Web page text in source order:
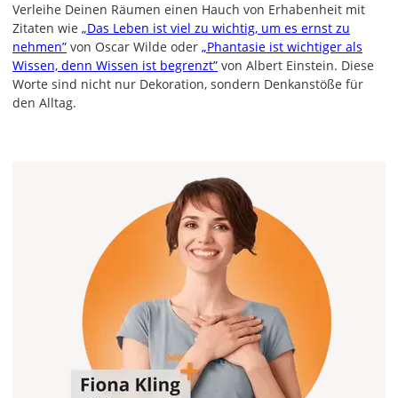
Verleihe Deinen Räumen einen Hauch von Erhabenheit mit
Zitaten wie „Das Leben ist viel zu wichtig, um es ernst zu
nehmen” von Oscar Wilde oder „Phantasie ist wichtiger als
Wissen, denn Wissen ist begrenzt” von Albert Einstein. Diese
Worte sind nicht nur Dekoration, sondern Denkanstöße für
den Alltag.